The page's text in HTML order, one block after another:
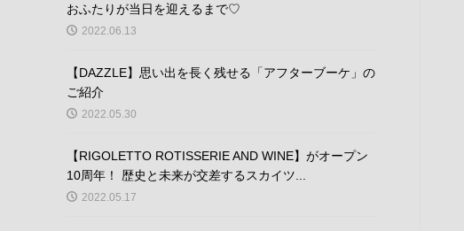
おふたりが当日を迎えるまで♡
2022.06.13
【DAZZLE】思い出を長く残せる「アフターブーケ」の
ご紹介
2022.05.30
【RIGOLETTO ROTISSERIE AND WINE】がオープン
10周年！ 歴史と未来が交差するスカイツ...
2022.05.17